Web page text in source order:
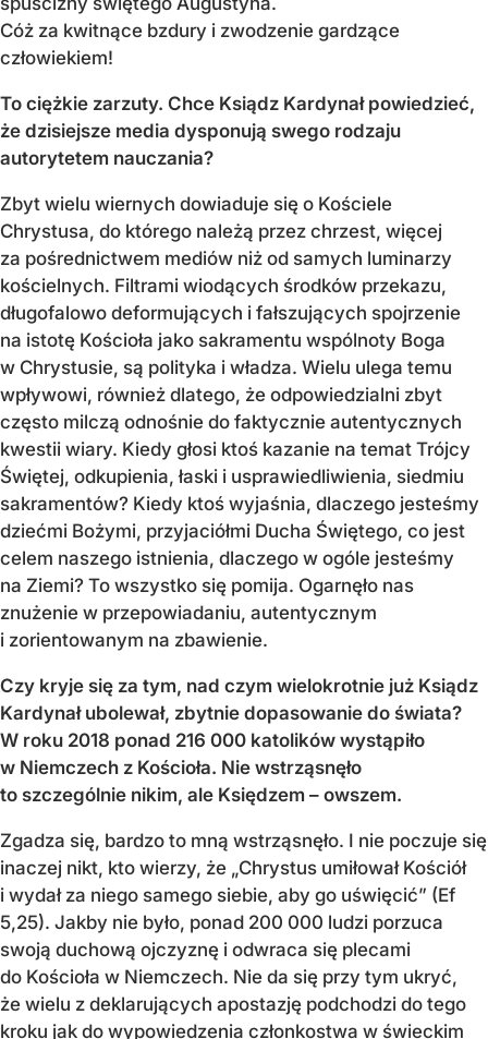
Cóż za kwitnące bzdury i zwodzenie gardzące
człowiekiem!
To ciężkie zarzuty. Chce Ksiądz Kardynał powiedzieć,
że dzisiejsze media dysponują swego rodzaju
autorytetem nauczania?
Zbyt wielu wiernych dowiaduje się o Kościele
Chrystusa, do którego należą przez chrzest, więcej
za pośrednictwem mediów niż od samych luminarzy
kościelnych. Filtrami wiodących środków przekazu,
długofalowo deformujących i fałszujących spojrzenie
na istotę Kościoła jako sakramentu wspólnoty Boga
w Chrystusie, są polityka i władza. Wielu ulega temu
wpływowi, również dlatego, że odpowiedzialni zbyt
często milczą odnośnie do faktycznie autentycznych
kwestii wiary. Kiedy głosi ktoś kazanie na temat Trójcy
Świętej, odkupienia, łaski i usprawiedliwienia, siedmiu
sakramentów? Kiedy ktoś wyjaśnia, dlaczego jesteśmy
dziećmi Bożymi, przyjaciółmi Ducha Świętego, co jest
celem naszego istnienia, dlaczego w ogóle jesteśmy
na Ziemi? To wszystko się pomija. Ogarnęło nas
znużenie w przepowiadaniu, autentycznym
i zorientowanym na zbawienie.
Czy kryje się za tym, nad czym wielokrotnie już Ksiądz
Kardynał ubolewał, zbytnie dopasowanie do świata?
W roku 2018 ponad 216 000 katolików wystąpiło
w Niemczech z Kościoła. Nie wstrząsnęło
to szczególnie nikim, ale Księdzem – owszem.
Zgadza się, bardzo to mną wstrząsnęło. I nie poczuje się
inaczej nikt, kto wierzy, że „Chrystus umiłował Kościół
i wydał za niego samego siebie, aby go uświęcić” (Ef
5,25). Jakby nie było, ponad 200 000 ludzi porzuca
swoją duchową ojczyznę i odwraca się plecami
do Kościoła w Niemczech. Nie da się przy tym ukryć,
że wielu z deklarujących apostazję podchodzi do tego
kroku jak do wypowiedzenia członkostwa w świeckim